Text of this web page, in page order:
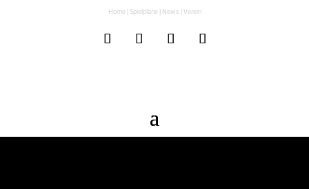
Home| Spielpläne| News |Verein